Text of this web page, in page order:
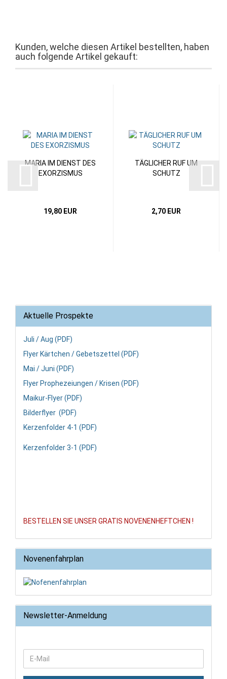
Kunden, welche diesen Artikel bestellten, haben
auch folgende Artikel gekauft:
MARIA IM DIENST DES
EXORZISMUS
19,80 EUR
TÄGLICHER RUF UM
SCHUTZ
2,70 EUR
Aktuelle Prospekte
Juli / Aug (PDF)
Flyer Kärtchen / Gebetszettel (PDF)
Mai / Juni (PDF)
Flyer Prophezeiungen / Krisen (PDF)
Maikur-Flyer (PDF)
Bilderflyer (PDF)
Kerzenfolder 4-1 (PDF)
Kerzenfolder 3-1 (PDF)
BESTELLEN SIE UNSER GRATIS NOVENENHEFTCHEN !
Novenenfahrplan
Newsletter-Anmeldung
WEITER
ZUR
NEWSLETTER-
E-
Mail